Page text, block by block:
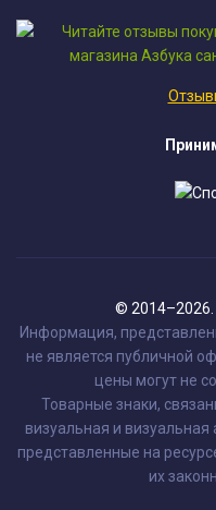
© 2014–2026.
Информация,
не является публичной
цены могут не
Товарные знаки,
визуальная и визуальная
представленные на
их